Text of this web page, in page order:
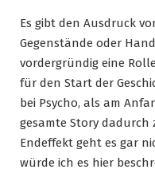
Es gibt den Ausdruck
Gegenstände oder
vordergründig eine
für den Start der
bei Psycho, als am
gesamte Story dadurch
Endeffekt geht es gar
würde ich es hier